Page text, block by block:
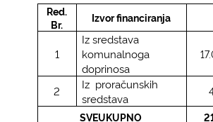
Red.
Br.
Izvor financiranja
1
Iz sredstava
komunalnoga
doprinosa
2 Iz proračunskih
sredstava
SVEUKUPNO